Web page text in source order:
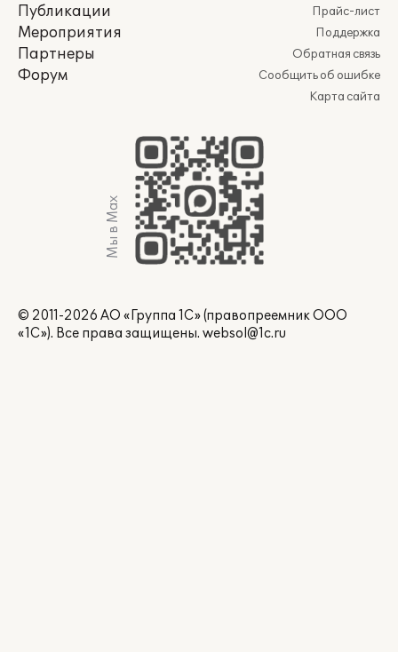
Публикации
Мероприятия
Партнеры
Форум
Прайс-лист
Поддержка
Обратная связь
Сообщить об ошибке
Карта сайта
Мы в Max
© 2011-2026 АО «Группа 1С» (правопреемник ООО
«1С»). Все права защищены. websol@1c.ru